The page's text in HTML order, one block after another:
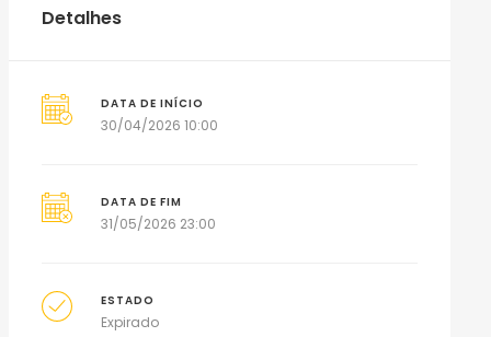
Detalhes
DATA DE INÍCIO
30/04/2026 10:00
DATA DE FIM
31/05/2026 23:00
ESTADO
Expirado